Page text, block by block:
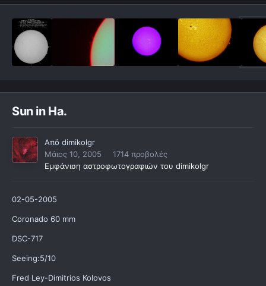
Sun in Ha.
Από dimikolgr
Μάιος 10, 2005
1714 προβολές
Εμφάνιση αστροφωτογραφιών του dimikolgr
02-05-2005
Coronado 60 mm
DSC-717
Seeing:5/10
Fred Ley-Dimitrios Kolovos